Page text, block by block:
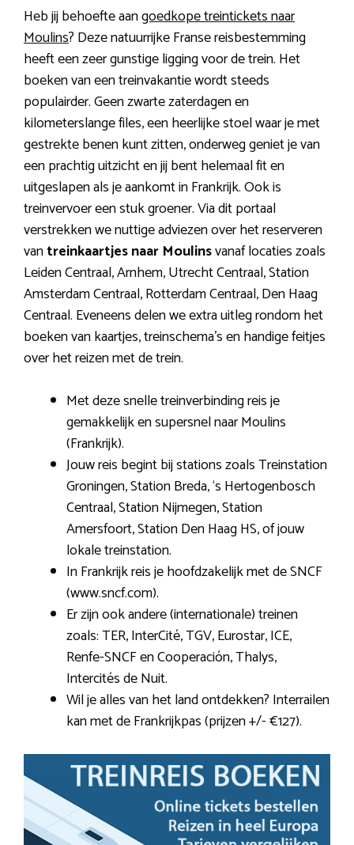
Heb jij behoefte aangoedkope treintickets naar
Moulins? Deze natuurrijke Franse reisbestemming
heeft een zeer gunstige ligging voor de trein. Het
boeken van een treinvakantie wordt steeds
populairder. Geen zwarte zaterdagen en
kilometerslange files, een heerlijke stoel waar je met
gestrekte benen kunt zitten, onderweg geniet je van
een prachtig uitzicht en jij bent helemaal fit en
uitgeslapen als je aankomt in Frankrijk. Ook is
treinvervoer een stuk groener. Via dit portaal
verstrekken we nuttige adviezen over het reserveren
vantreinkaartjes naar Moulinsvanaf locaties zoals
Leiden Centraal, Arnhem, Utrecht Centraal, Station
Amsterdam Centraal, Rotterdam Centraal, Den Haag
Centraal. Eveneens delen we extra uitleg rondom het
boeken van kaartjes, treinschema’s en handige feitjes
over het reizen met de trein.
Met deze snelle treinverbinding reis je
gemakkelijk en supersnel naar Moulins
(Frankrijk).
Jouw reis begint bij stations zoals Treinstation
Groningen, Station Breda, ‘s Hertogenbosch
Centraal, Station Nijmegen, Station
Amersfoort, Station Den Haag HS, of jouw
lokale treinstation.
In Frankrijk reis je hoofdzakelijk met de SNCF
(www.sncf.com).
Er zijn ook andere (internationale) treinen
zoals: TER, InterCité, TGV, Eurostar, ICE,
Renfe-SNCF en Cooperación, Thalys,
Intercités de Nuit.
Wil je alles van het land ontdekken? Interrailen
kan met de Frankrijkpas (prijzen +/- €127).